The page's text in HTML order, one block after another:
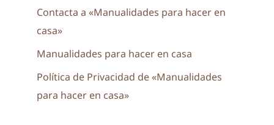
Contacta a «Manualidades para hacer en
casa»
Manualidades para hacer en casa
Política de Privacidad de «Manualidades
para hacer en casa»